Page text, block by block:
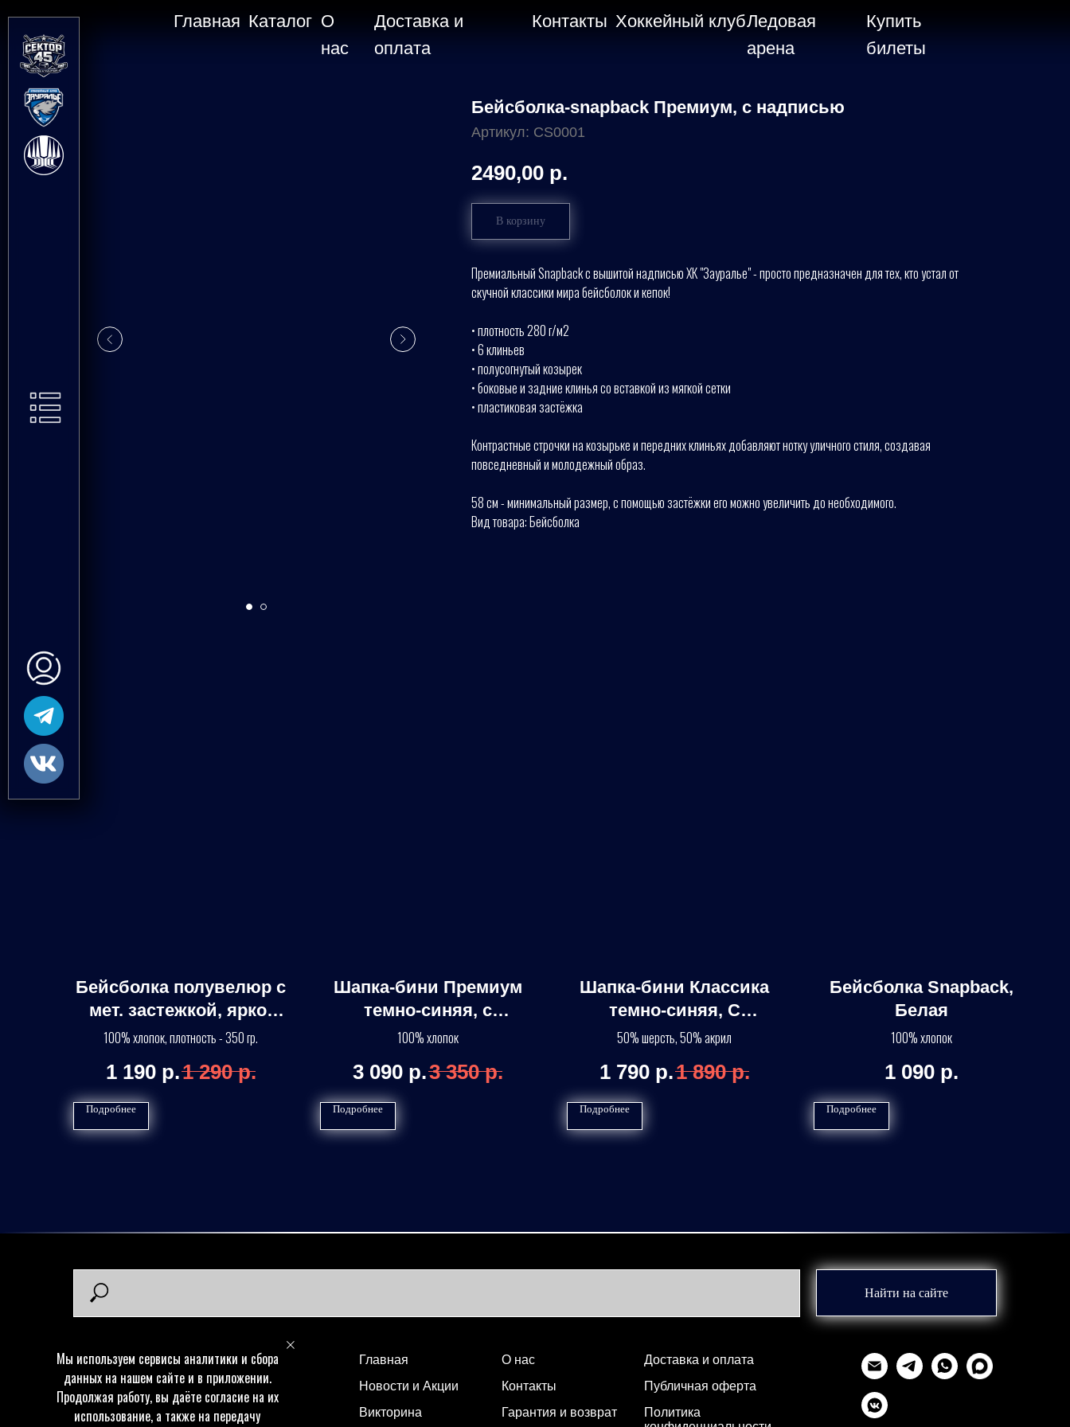
Главная Каталог О
нас
Доставка и
оплата
Хоккейный клуб
Контакты
Купить
билеты
Ледовая
арена
Мы используем сервисы аналитики и сбора
данных на нашем сайте и в приложении.
Продолжая работу, вы даёте согласие на их
использование, а также на передачу
Бейсболка-snapback Премиум, с надписью
Артикул: CS0001
2490,00 р.
В корзину
Премиальный Snapback с вышитой надписью ХК "Зауралье" - просто предназначен для тех, кто устал от
скучной классики мира бейсболок и кепок!
• плотность 280 г/м2
• 6 клиньев
• полусогнутый козырек
• боковые и задние клинья со вставкой из мягкой сетки
• пластиковая застёжка
Контрастные строчки на козырьке и передних клиньях добавляют нотку уличного стиля, создавая
повседневный и молодежный образ.
58 см - минимальный размер, с помощью застёжки его можно увеличить до необходимого.
Вид товара: Бейсболка
Бейсболка полувелюр с
мет. застежкой, ярко-
синяя
100% хлопок, плотность - 350 гр.
1 190 р.1 290 р.
Подробнее
Шапка-бини Премиум
темно-синяя, с
логотипом
100% хлопок
3 090 р.3 350 р.
Подробнее
Шапка-бини Классика
темно-синяя, С
логотипом
50% шерсть, 50% акрил
1 790 р.1 890 р.
Подробнее
Бейсболка Snapback,
Белая
100% хлопок
1 090 р.
Подробнее
Найти на сайте
Главная
Новости и Акции
Викторина
О нас
Контакты
Гарантия и возврат
Доставка и оплата
Публичная оферта
Политика